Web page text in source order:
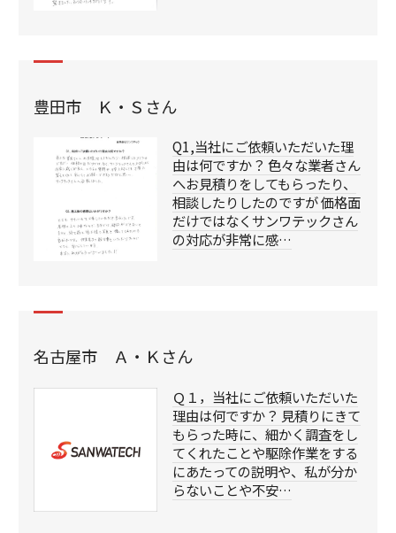
豊田市 Ｋ・Ｓさん
Q1,当社にご依頼いただいた理
由は何ですか？ 色々な業者さん
へお見積りをしてもらったり、
相談したりしたのですが 価格面
だけではなくサンワテックさん
の対応が非常に感…
名古屋市 Ａ・Ｋさん
Ｑ１，当社にご依頼いただいた
理由は何ですか？ 見積りにきて
もらった時に、細かく調査をし
てくれたことや駆除作業をする
にあたっての説明や、私が分か
らないことや不安…